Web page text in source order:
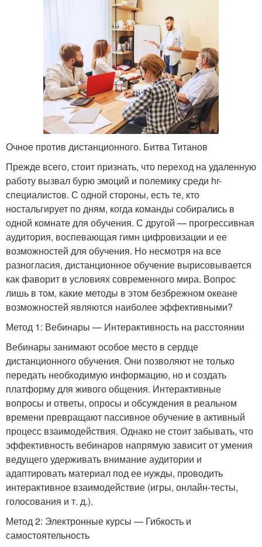
Очное против дистанционного. Битва Титанов
Прежде всего, стоит признать, что переход на удаленную
работу вызвал бурю эмоций и полемику среди hr-
специалистов. С одной стороны, есть те, кто
ностальгирует по дням, когда команды собирались в
одной комнате для обучения. С другой — прогрессивная
аудитория, воспевающая гимн цифровизации и ее
возможностей для обучения. Но несмотря на все
разногласия, дистанционное обучение вырисовывается
как фаворит в условиях современного мира. Вопрос
лишь в том, какие методы в этом безбрежном океане
возможностей являются наиболее эффективными?
Метод 1: Вебинары — Интерактивность на расстоянии
Вебинары занимают особое место в сердце
дистанционного обучения. Они позволяют не только
передать необходимую информацию, но и создать
платформу для живого общения. Интерактивные
вопросы и ответы, опросы и обсуждения в реальном
времени превращают пассивное обучение в активный
процесс взаимодействия. Однако не стоит забывать, что
эффективность вебинаров напрямую зависит от умения
ведущего удерживать внимание аудитории и
адаптировать материал под ее нужды, проводить
интерактивное взаимодействие (игры, онлайн-тесты,
голосования и т. д.).
Метод 2: Электронные курсы — Гибкость и
самостоятельность